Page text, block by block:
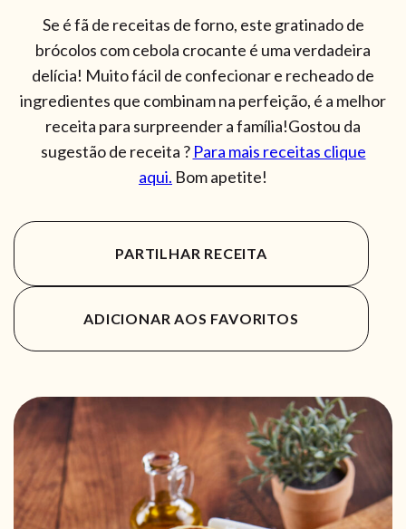
Se é fã de receitas de forno, este gratinado de
brócolos com cebola crocante é uma verdadeira
delícia! Muito fácil de confecionar e recheado de
ingredientes que combinam na perfeição, é a melhor
receita para surpreender a família!Gostou da
sugestão de receita ? Para mais receitas clique
aqui. Bom apetite!
PARTILHAR RECEITA
ADICIONAR AOS FAVORITOS